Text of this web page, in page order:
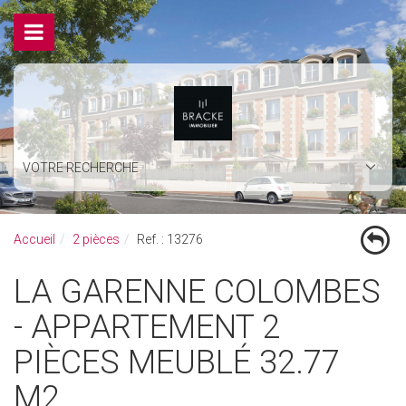
VOTRE RECHERCHE
Accueil 2 pièces Ref. : 13276
LA GARENNE COLOMBES
- APPARTEMENT 2
PIÈCES MEUBLÉ 32.77
M2